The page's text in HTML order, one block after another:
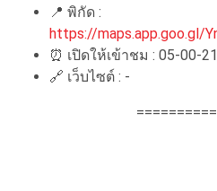
📍 พิกัด :
https://maps.app.goo.gl/
⏰ เปิดให้เข้าชม : 05-00-
🔗 เว็บไซต์ : -